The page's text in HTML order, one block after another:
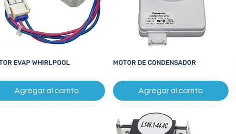
Vista rápida
EVAP WHIRLPOOL
Agregar al carrito
Vista rápida
MOTOR DE CONDENSADOR
Agregar al carrito